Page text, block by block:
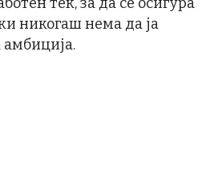
тек, за да се осигура
никогаш нема да ја
амбиција.